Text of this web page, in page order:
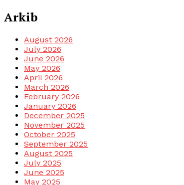
Arkib
August 2026
July 2026
June 2026
May 2026
April 2026
March 2026
February 2026
January 2026
December 2025
November 2025
October 2025
September 2025
August 2025
July 2025
June 2025
May 2025